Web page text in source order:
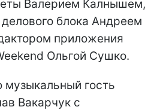
Валерием Калнышем,
блока Андреем
приложения
Ольгой Сушко.
гость
Вакарчук c